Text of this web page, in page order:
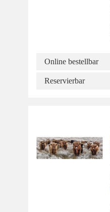
Online bestellbar
Reservierbar